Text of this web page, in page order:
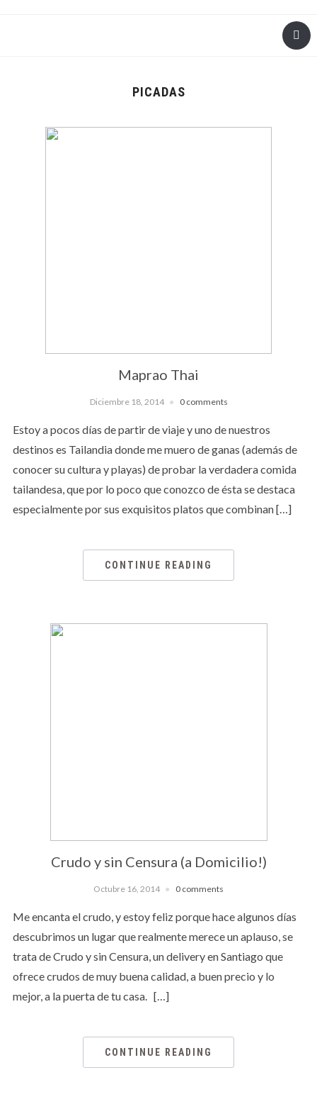
PICADAS
Maprao Thai
Diciembre 18, 2014 0 comments
Estoy a pocos días de partir de viaje y uno de nuestros
destinos es Tailandia donde me muero de ganas (además de
conocer su cultura y playas) de probar la verdadera comida
tailandesa, que por lo poco que conozco de ésta se destaca
especialmente por sus exquisitos platos que combinan […]
CONTINUE READING
Crudo y sin Censura (a Domicilio!)
Octubre 16, 2014 0 comments
Me encanta el crudo, y estoy feliz porque hace algunos días
descubrimos un lugar que realmente merece un aplauso, se
trata de Crudo y sin Censura, un delivery en Santiago que
ofrece crudos de muy buena calidad, a buen precio y lo
mejor, a la puerta de tu casa. […]
CONTINUE READING